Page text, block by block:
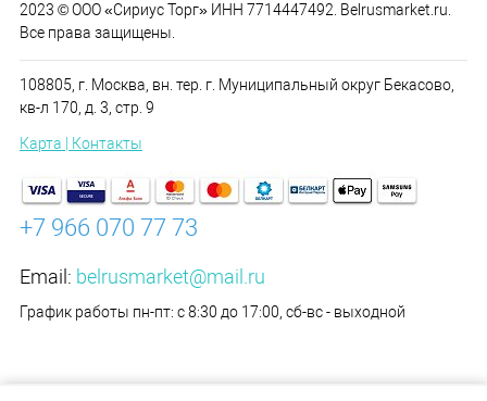
2023 © ООО «Сириус Торг» ИНН 7714447492. Belrusmarket.ru.
Все права защищены.
108805, г. Москва, вн. тер. г. Муниципальный округ Бекасово,
кв-л 170, д. 3, стр. 9
Карта | Контакты
+7 966 070 77 73
Email: belrusmarket@mail.ru
График работы пн-пт: с 8:30 до 17:00, сб-вс - выходной